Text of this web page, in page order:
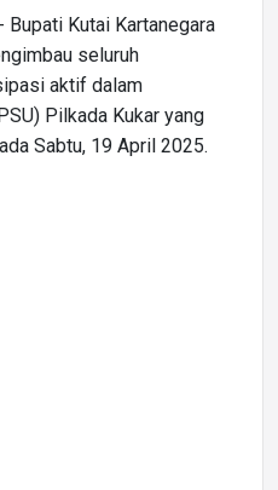
- Bupati Kutai Kartanegara
seluruh
aktif dalam
Pilkada Kukar yang
Sabtu, 19 April 2025.